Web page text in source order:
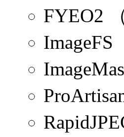
FYEO2
ImageFS